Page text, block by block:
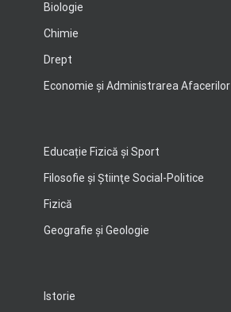
Biologie
Chimie
Drept
Economie şi Administrarea Afacerilor
Educație Fizică și Sport
Filosofie şi Ştiinţe Social-Politice
Fizică
Geografie şi Geologie
Istorie